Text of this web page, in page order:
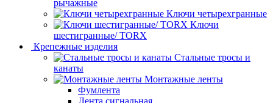
рычажные
Ключи четырехгранные
Ключи
шестигранные/ TORX
Крепежные изделия
Стальные тросы и
канаты
Монтажные ленты
Фумлента
Лента сигнальная